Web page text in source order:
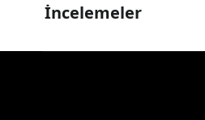
İncelemeler